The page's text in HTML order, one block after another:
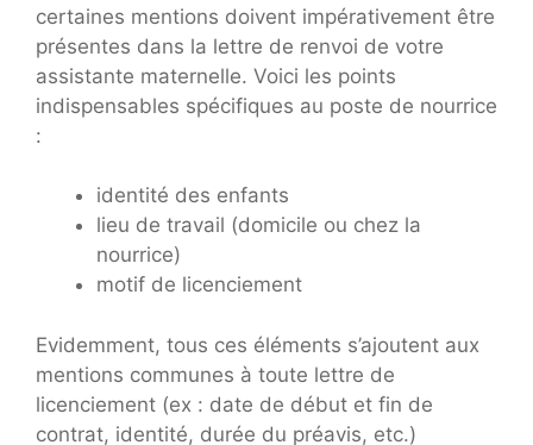
certaines mentions doivent impérativement être
présentes dans la lettre de renvoi de votre
assistante maternelle. Voici les points
indispensables spécifiques au poste de nourrice
:
identité des enfants
lieu de travail (domicile ou chez la
nourrice)
motif de licenciement
Evidemment, tous ces éléments s’ajoutent aux
mentions communes à toute lettre de
licenciement (ex : date de début et fin de
contrat, identité, durée du préavis, etc.)